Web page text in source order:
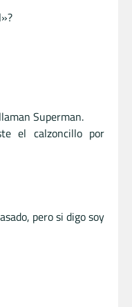
Superman.
el calzoncillo por
pero si digo soy